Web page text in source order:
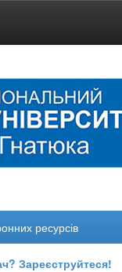
ресурсів
Зареєструйтеся!